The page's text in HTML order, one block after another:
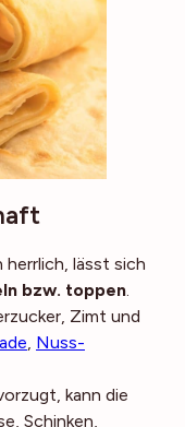
herrlich, lässt sich
bzw. toppen.
Zimt und
, Nuss-
kann die
Schinken,